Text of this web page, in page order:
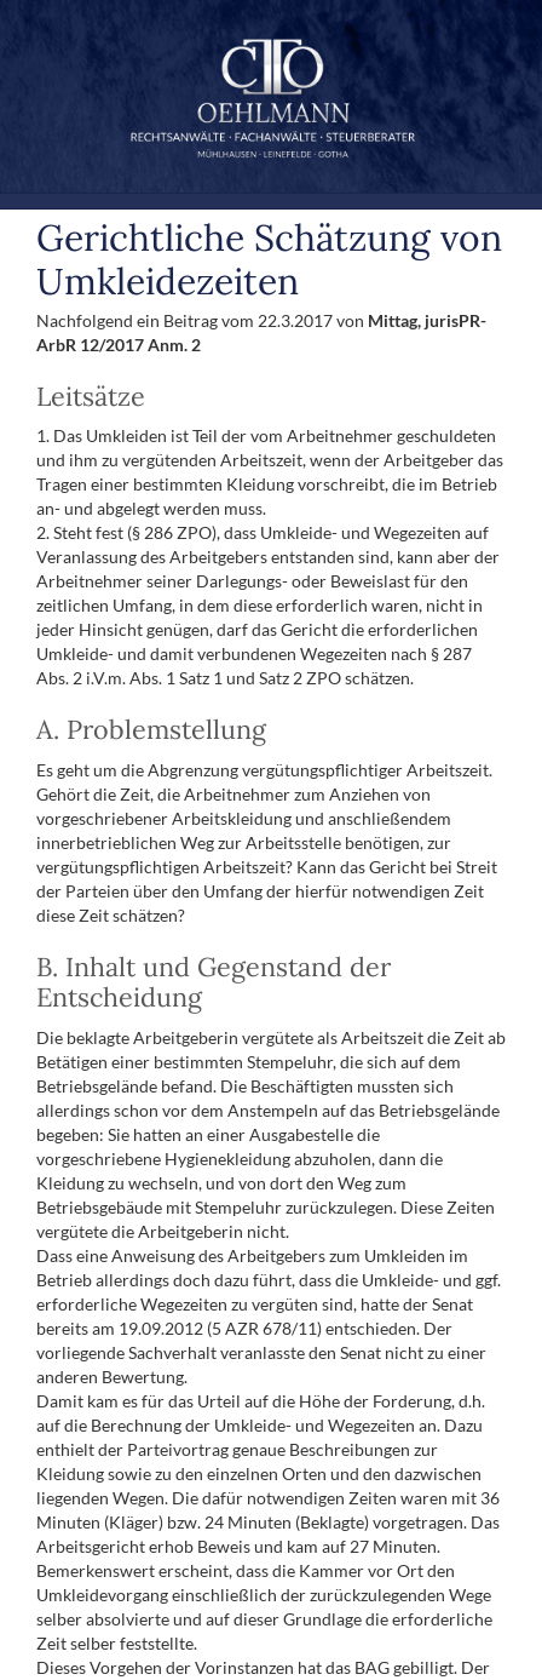
Gerichtliche Schätzung von
Umkleidezeiten
Nachfolgend ein Beitrag vom 22.3.2017 von Mittag, jurisPR-
ArbR 12/2017 Anm. 2
Leitsätze
1. Das Umkleiden ist Teil der vom Arbeitnehmer geschuldeten
und ihm zu vergütenden Arbeitszeit, wenn der Arbeitgeber das
Tragen einer bestimmten Kleidung vorschreibt, die im Betrieb
an- und abgelegt werden muss.
2. Steht fest (§ 286 ZPO), dass Umkleide- und Wegezeiten auf
Veranlassung des Arbeitgebers entstanden sind, kann aber der
Arbeitnehmer seiner Darlegungs- oder Beweislast für den
zeitlichen Umfang, in dem diese erforderlich waren, nicht in
jeder Hinsicht genügen, darf das Gericht die erforderlichen
Umkleide- und damit verbundenen Wegezeiten nach § 287
Abs. 2 i.V.m. Abs. 1 Satz 1 und Satz 2 ZPO schätzen.
A. Problemstellung
Es geht um die Abgrenzung vergütungspflichtiger Arbeitszeit.
Gehört die Zeit, die Arbeitnehmer zum Anziehen von
vorgeschriebener Arbeitskleidung und anschließendem
innerbetrieblichen Weg zur Arbeitsstelle benötigen, zur
vergütungspflichtigen Arbeitszeit? Kann das Gericht bei Streit
der Parteien über den Umfang der hierfür notwendigen Zeit
diese Zeit schätzen?
B. Inhalt und Gegenstand der
Entscheidung
Die beklagte Arbeitgeberin vergütete als Arbeitszeit die Zeit ab
Betätigen einer bestimmten Stempeluhr, die sich auf dem
Betriebsgelände befand. Die Beschäftigten mussten sich
allerdings schon vor dem Anstempeln auf das Betriebsgelände
begeben: Sie hatten an einer Ausgabestelle die
vorgeschriebene Hygienekleidung abzuholen, dann die
Kleidung zu wechseln, und von dort den Weg zum
Betriebsgebäude mit Stempeluhr zurückzulegen. Diese Zeiten
vergütete die Arbeitgeberin nicht.
Dass eine Anweisung des Arbeitgebers zum Umkleiden im
Betrieb allerdings doch dazu führt, dass die Umkleide- und ggf.
erforderliche Wegezeiten zu vergüten sind, hatte der Senat
bereits am 19.09.2012 (5 AZR 678/11) entschieden. Der
vorliegende Sachverhalt veranlasste den Senat nicht zu einer
anderen Bewertung.
Damit kam es für das Urteil auf die Höhe der Forderung, d.h.
auf die Berechnung der Umkleide- und Wegezeiten an. Dazu
enthielt der Parteivortrag genaue Beschreibungen zur
Kleidung sowie zu den einzelnen Orten und den dazwischen
liegenden Wegen. Die dafür notwendigen Zeiten waren mit 36
Minuten (Kläger) bzw. 24 Minuten (Beklagte) vorgetragen. Das
Arbeitsgericht erhob Beweis und kam auf 27 Minuten.
Bemerkenswert erscheint, dass die Kammer vor Ort den
Umkleidevorgang einschließlich der zurückzulegenden Wege
selber absolvierte und auf dieser Grundlage die erforderliche
Zeit selber feststellte.
Dieses Vorgehen der Vorinstanzen hat das BAG gebilligt. Der